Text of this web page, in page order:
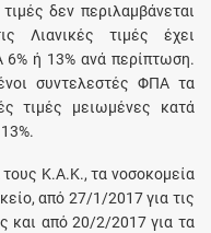
δεν περιλαμβάνεται
Λιανικές τιμές έχει
ή 13% ανά περίπτωση.
συντελεστές ΦΠΑ τα
τιμές μειωμένες κατά
Κ.Α.Κ., τα νοσοκομεία
από 27/1/2017 για τις
και από 20/2/2017 για τα